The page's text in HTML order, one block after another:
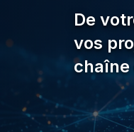
De
vos
chaîne